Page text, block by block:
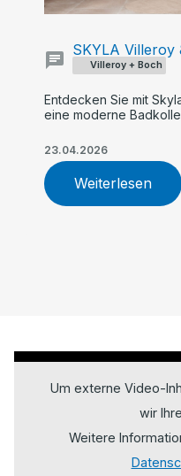
Villeroy + Boch
SKYLA Villeroy
Entdecken Sie mit
eine moderne
Formensprache
Größenoptionen,
nachhaltige WC-
idealen Wahl für Ihr
23.04.2026
Weiterlesen
Um externe Video-
wir
Weitere